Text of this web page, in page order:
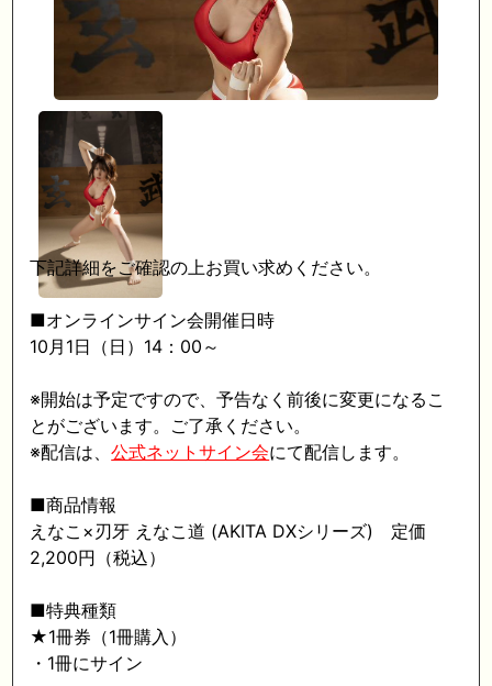
下記詳細をご確認の上お買い求めください。
■オンラインサイン会開催日時
10月1日（日）14：00～
※開始は予定ですので、予告なく前後に変更になるこ
とがございます。ご了承ください。
※配信は、公式ネットサイン会にて配信します。
■商品情報
えなこ×刃牙 えなこ道 (AKITA DXシリーズ) 定価
2,200円（税込）
■特典種類
★1冊券（1冊購入）
・1冊にサイン